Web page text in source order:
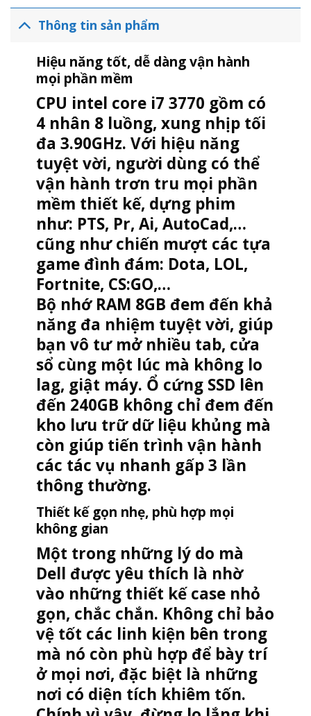
Thông tin sản phẩm
Hiệu năng tốt, dễ dàng vận hành
mọi phần mềm
CPU intel core i7 3770 gồm có
4 nhân 8 luồng, xung nhịp tối
đa 3.90GHz. Với hiệu năng
tuyệt vời, người dùng có thể
vận hành trơn tru mọi phần
mềm thiết kế, dựng phim
như: PTS, Pr, Ai, AutoCad,…
cũng như chiến mượt các tựa
game đình đám: Dota, LOL,
Fortnite, CS:GO,…
Bộ nhớ RAM 8GB đem đến khả
năng đa nhiệm tuyệt vời, giúp
bạn vô tư mở nhiều tab, cửa
sổ cùng một lúc mà không lo
lag, giật máy. Ổ cứng SSD lên
đến 240GB không chỉ đem đến
kho lưu trữ dữ liệu khủng mà
còn giúp tiến trình vận hành
các tác vụ nhanh gấp 3 lần
thông thường.
Thiết kế gọn nhẹ, phù hợp mọi
không gian
Một trong những lý do mà
Dell được yêu thích là nhờ
vào những thiết kế case nhỏ
gọn, chắc chắn. Không chỉ bảo
vệ tốt các linh kiện bên trong
mà nó còn phù hợp để bày trí
ở mọi nơi, đặc biệt là những
nơi có diện tích khiêm tốn.